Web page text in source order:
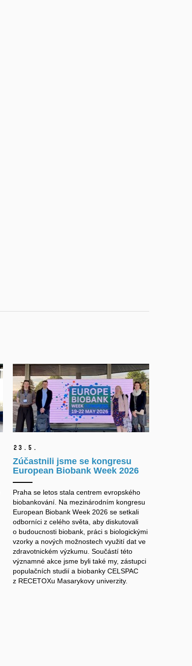
23. 5.
Zúčastnili jsme se kongresu
European Biobank Week 2026
Praha se letos stala centrem evropského
biobankování. Na mezinárodním kongresu
European Biobank Week 2026 se setkali
odborníci z celého světa, aby diskutovali
o budoucnosti biobank, práci s biologickými
vzorky a nových možnostech využití dat ve
zdravotnickém výzkumu. Součástí této
významné akce jsme byli také my, zástupci
populačních studií a biobanky CELSPAC
z RECETOXu Masarykovy univerzity.